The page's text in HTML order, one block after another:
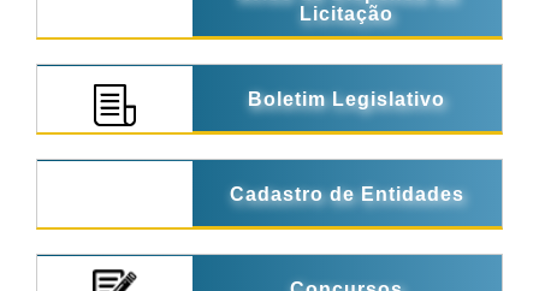
Licitação
Boletim Legislativo
Cadastro de Entidades